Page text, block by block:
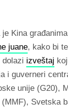
Kina građanima
juane, kako bi
dolazi izveštaj
i guverneri
unije (G20),
(MMF), Svetska